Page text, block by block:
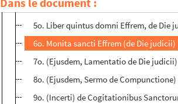
4o. Liber quartus domni Effrem,
5o. Liber quintus domni Effrem, de Die
6o. Monita sancti Effrem (de Die judicii)
7o. (Ejusdem, Lamentatio de Die judicii)
8o. (Ejusdem, Sermo de Compunctione)
9o. (Incerti) de Cogitationibus